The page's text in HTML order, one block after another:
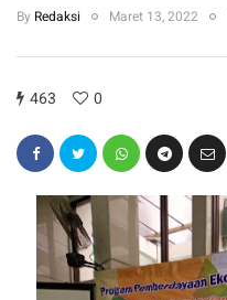
By Redaksi Maret 13, 2022
463 0